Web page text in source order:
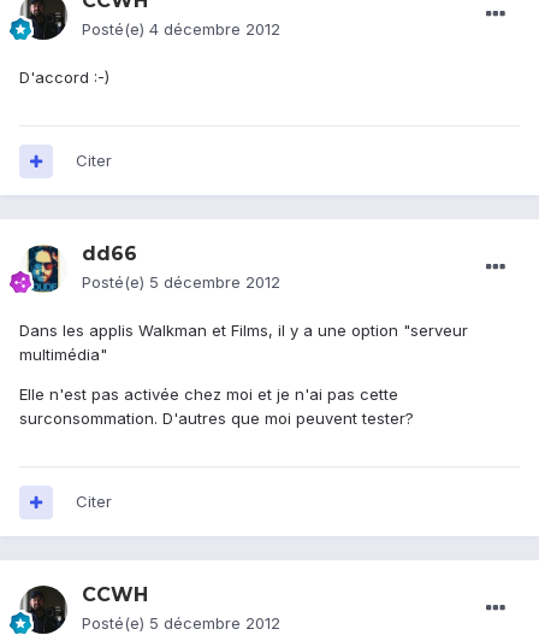
Posté(e) 4 décembre 2012
D'accord :-)
Citer
dd66
Posté(e) 5 décembre 2012
Dans les applis Walkman et Films, il y a une option "serveur
multimédia"
Elle n'est pas activée chez moi et je n'ai pas cette
surconsommation. D'autres que moi peuvent tester?
Citer
CCWH
Posté(e) 5 décembre 2012